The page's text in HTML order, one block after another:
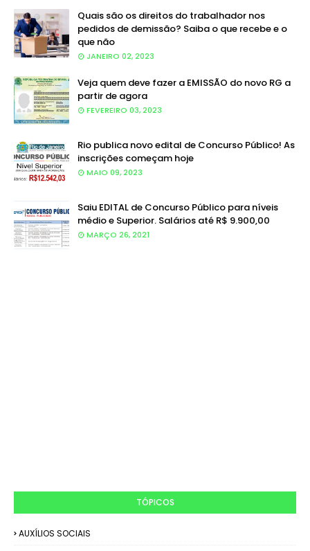
Quais são os direitos do trabalhador nos
pedidos de demissão? Saiba o que recebe e o
que não
JANEIRO 02, 2023
Veja quem deve fazer a EMISSÃO do novo RG a
partir de agora
FEVEREIRO 03, 2023
Rio publica novo edital de Concurso Público! As
inscrições começam hoje
MAIO 09, 2023
Saiu EDITAL de Concurso Público para níveis
médio e Superior. Salários até R$ 9.900,00
MARÇO 26, 2021
TÓPICOS
AUXÍLIOS SOCIAIS